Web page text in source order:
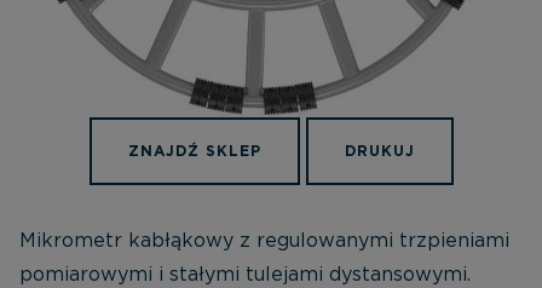
ZNAJDŹ SKLEP DRUKUJ
Mikrometr kabłąkowy z regulowanymi trzpieniami
pomiarowymi i stałymi tulejami dystansowymi.